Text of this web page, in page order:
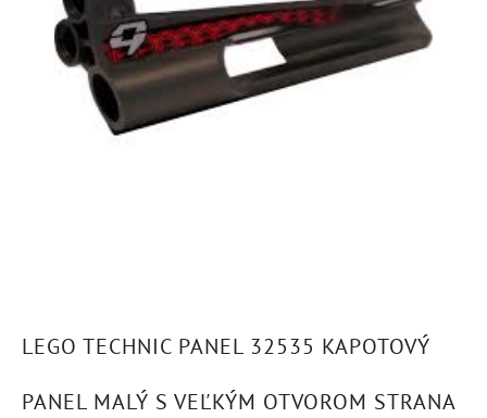
LEGO TECHNIC PANEL 32535 KAPOTOVÝ
PANEL MALÝ S VEĽKÝM OTVOROM STRANA